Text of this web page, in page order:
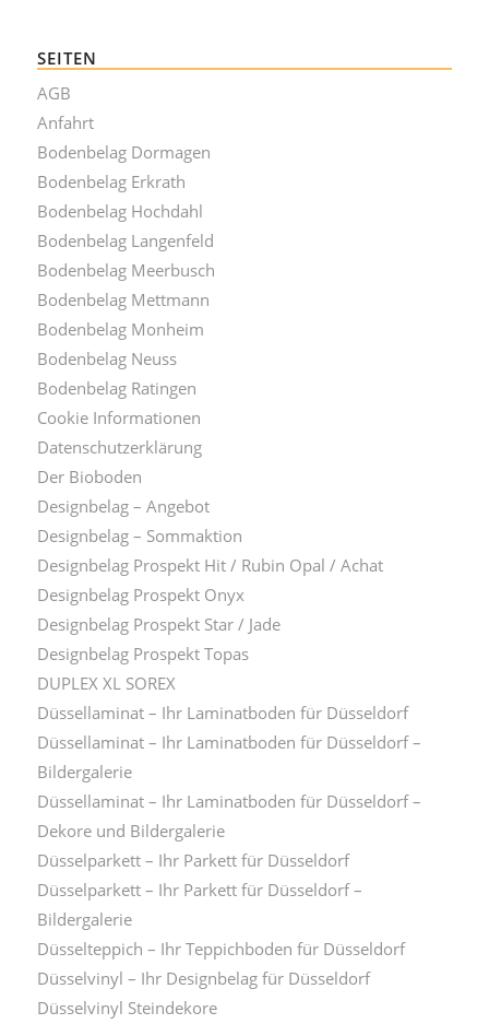
SEITEN
AGB
Anfahrt
Bodenbelag Dormagen
Bodenbelag Erkrath
Bodenbelag Hochdahl
Bodenbelag Langenfeld
Bodenbelag Meerbusch
Bodenbelag Mettmann
Bodenbelag Monheim
Bodenbelag Neuss
Bodenbelag Ratingen
Cookie Informationen
Datenschutzerklärung
Der Bioboden
Designbelag – Angebot
Designbelag – Sommaktion
Designbelag Prospekt Hit / Rubin Opal / Achat
Designbelag Prospekt Onyx
Designbelag Prospekt Star / Jade
Designbelag Prospekt Topas
DUPLEX XL SOREX
Düssellaminat – Ihr Laminatboden für Düsseldorf
Düssellaminat – Ihr Laminatboden für Düsseldorf –
Bildergalerie
Düssellaminat – Ihr Laminatboden für Düsseldorf –
Dekore und Bildergalerie
Düsselparkett – Ihr Parkett für Düsseldorf
Düsselparkett – Ihr Parkett für Düsseldorf –
Bildergalerie
Düsselteppich – Ihr Teppichboden für Düsseldorf
Düsselvinyl – Ihr Designbelag für Düsseldorf
Düsselvinyl Steindekore